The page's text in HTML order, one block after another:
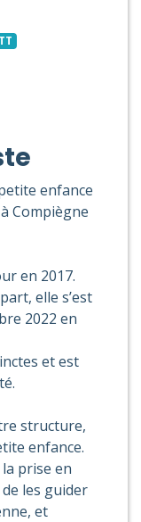
enfance
Compiègne
en 2017.
elle s’est
2022 en
et est
structure,
enfance.
prise en
les guider
et